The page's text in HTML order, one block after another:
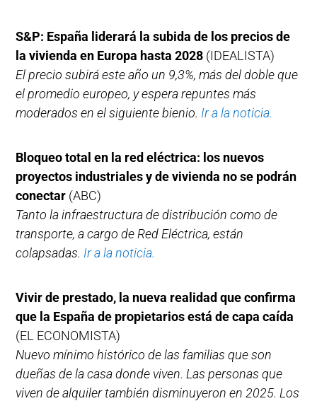
S&P: España liderará la subida de los precios de
la vivienda en Europa hasta 2028 (IDEALISTA)
El precio subirá este año un 9,3%, más del doble que
el promedio europeo, y espera repuntes más
moderados en el siguiente bienio. Ir a la noticia.
Bloqueo total en la red eléctrica: los nuevos
proyectos industriales y de vivienda no se podrán
conectar (ABC)
Tanto la infraestructura de distribución como de
transporte, a cargo de Red Eléctrica, están
colapsadas. Ir a la noticia.
Vivir de prestado, la nueva realidad que confirma
que la España de propietarios está de capa caída
(EL ECONOMISTA)
Nuevo mínimo histórico de las familias que son
dueñas de la casa donde viven. Las personas que
viven de alquiler también disminuyeron en 2025. Los